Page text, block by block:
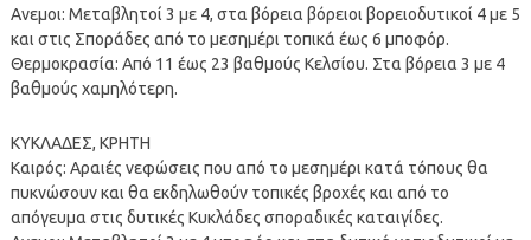
Ανεμοι: Μεταβλητοί 3 με 4, στα βόρεια βόρειοι βορειοδυτικοί 4 με 5
και στις Σποράδες από το μεσημέρι τοπικά έως 6 μποφόρ.
Θερμοκρασία: Από 11 έως 23 βαθμούς Κελσίου. Στα βόρεια 3 με 4
βαθμούς χαμηλότερη.
ΚΥΚΛΑΔΕΣ, ΚΡΗΤΗ
Καιρός: Αραιές νεφώσεις που από το μεσημέρι κατά τόπους θα
πυκνώσουν και θα εκδηλωθούν τοπικές βροχές και από το
απόγευμα στις δυτικές Κυκλάδες σποραδικές καταιγίδες.